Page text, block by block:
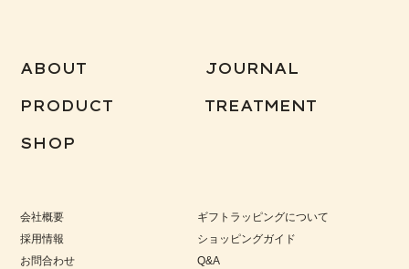
ABOUT JOURNAL
PRODUCT TREATMENT
SHOP
会社概要
採用情報
お問合わせ
ギフトラッピングについて
ショッピングガイド
Q&A